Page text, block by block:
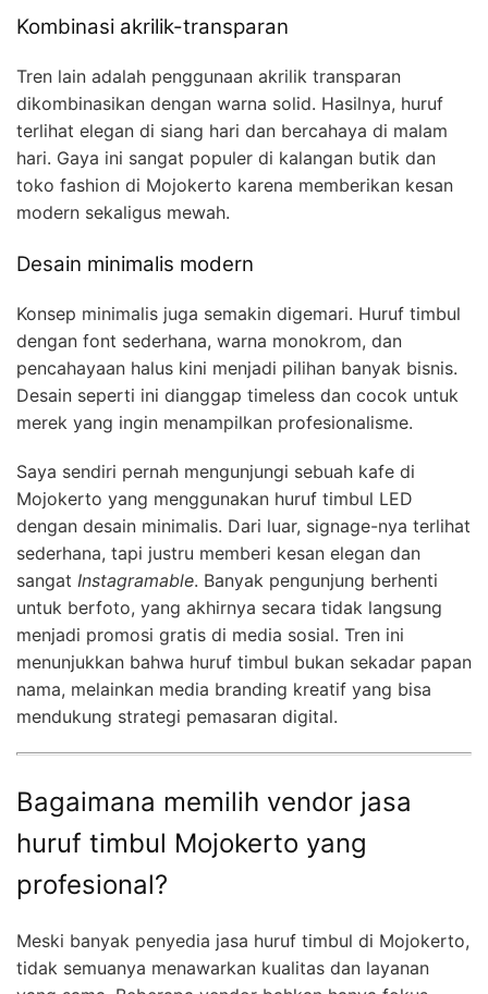
Kombinasi akrilik-transparan
Tren lain adalah penggunaan akrilik transparan
dikombinasikan dengan warna solid. Hasilnya, huruf
terlihat elegan di siang hari dan bercahaya di malam
hari. Gaya ini sangat populer di kalangan butik dan
toko fashion di Mojokerto karena memberikan kesan
modern sekaligus mewah.
Desain minimalis modern
Konsep minimalis juga semakin digemari. Huruf timbul
dengan font sederhana, warna monokrom, dan
pencahayaan halus kini menjadi pilihan banyak bisnis.
Desain seperti ini dianggap timeless dan cocok untuk
merek yang ingin menampilkan profesionalisme.
Saya sendiri pernah mengunjungi sebuah kafe di
Mojokerto yang menggunakan huruf timbul LED
dengan desain minimalis. Dari luar, signage-nya terlihat
sederhana, tapi justru memberi kesan elegan dan
sangat Instagramable. Banyak pengunjung berhenti
untuk berfoto, yang akhirnya secara tidak langsung
menjadi promosi gratis di media sosial. Tren ini
menunjukkan bahwa huruf timbul bukan sekadar papan
nama, melainkan media branding kreatif yang bisa
mendukung strategi pemasaran digital.
Bagaimana memilih vendor jasa
huruf timbul Mojokerto yang
profesional?
Meski banyak penyedia jasa huruf timbul di Mojokerto,
tidak semuanya menawarkan kualitas dan layanan